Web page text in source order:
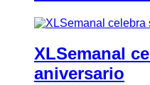
XLSemanal
aniversario